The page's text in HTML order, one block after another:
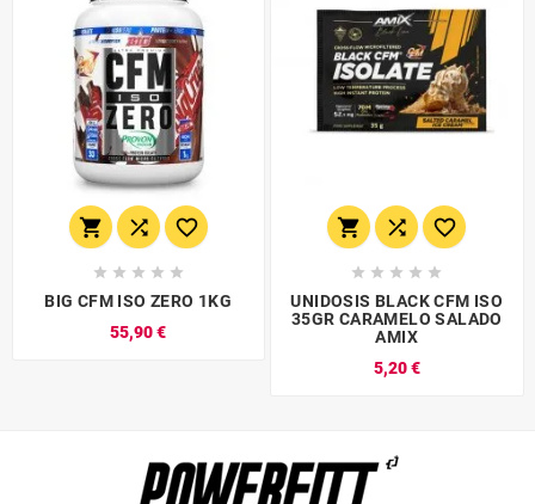
  
    
BIG CFM ISO ZERO 1KG
55,90 €
  
    
UNIDOSIS BLACK CFM ISO
35GR CARAMELO SALADO
AMIX
5,20 €